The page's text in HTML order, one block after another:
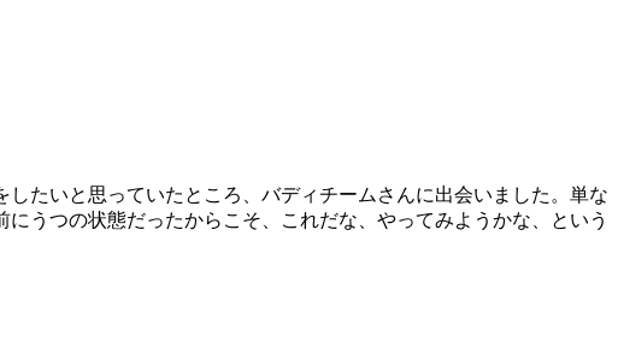
たいと思っていたところ、バディチームさんに出会いました。単な
うつの状態だったからこそ、これだな、やってみようかな、という